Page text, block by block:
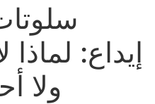
إيداع: لماذا
ولا